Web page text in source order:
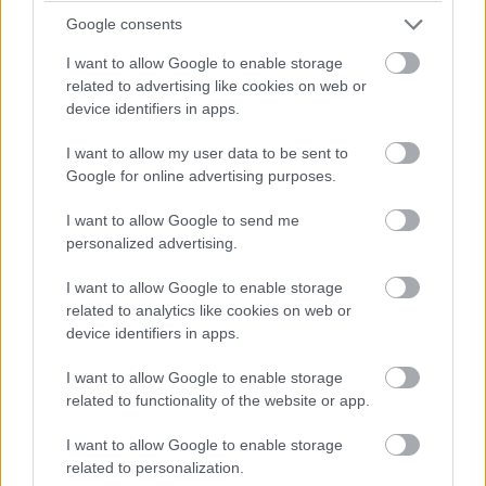
Google consents
I want to allow Google to enable storage
related to advertising like cookies on web or
device identifiers in apps.
I want to allow my user data to be sent to
Google for online advertising purposes.
I want to allow Google to send me
personalized advertising.
I want to allow Google to enable storage
related to analytics like cookies on web or
device identifiers in apps.
I want to allow Google to enable storage
related to functionality of the website or app.
I want to allow Google to enable storage
related to personalization.
Az utóbbi időben kezd visszatérni, és nem húzta le
láthattuk, az ottani szerepe azért sokkal érdekesebb volt
formál meg. Ő a Merlin sorozatból lehet ismerős, mint a
felnőtt Mordred, vagy Fülöp, orléans-i hercegként a